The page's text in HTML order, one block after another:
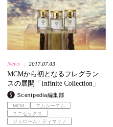
News 2017.07.03
MCMから初となるフレグラン
スの展開「Infinite Collection」
Scentpedia編集部
MCM
エムシーエム
ユニセックス
ジェローム・ディマリノ